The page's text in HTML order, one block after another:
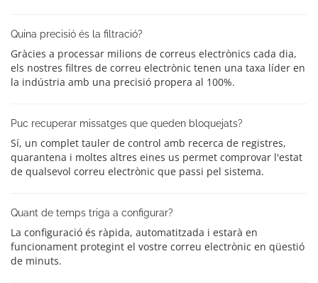
Quina precisió és la filtració?
Gràcies a processar milions de correus electrònics cada dia,
els nostres filtres de correu electrònic tenen una taxa líder en
la indústria amb una precisió propera al 100%.
Puc recuperar missatges que queden bloquejats?
Sí, un complet tauler de control amb recerca de registres,
quarantena i moltes altres eines us permet comprovar l'estat
de qualsevol correu electrònic que passi pel sistema.
Quant de temps triga a configurar?
La configuració és ràpida, automatitzada i estarà en
funcionament protegint el vostre correu electrònic en qüestió
de minuts.